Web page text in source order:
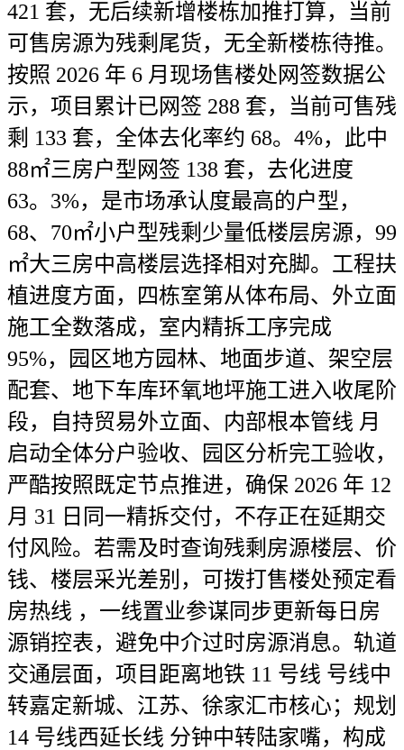
421 套，无后续新增楼栋加推打算，当前
可售房源为残剩尾货，无全新楼栋待推。
按照 2026 年 6 月现场售楼处网签数据公
示，项目累计已网签 288 套，当前可售残
剩 133 套，全体去化率约 68。4%，此中
88㎡三房户型网签 138 套，去化进度
63。3%，是市场承认度最高的户型，
68、70㎡小户型残剩少量低楼层房源，99
㎡大三房中高楼层选择相对充脚。工程扶
植进度方面，四栋室第从体布局、外立面
施工全数落成，室内精拆工序完成
95%，园区地方园林、地面步道、架空层
配套、地下车库环氧地坪施工进入收尾阶
段，自持贸易外立面、内部根本管线 月
启动全体分户验收、园区分析完工验收，
严酷按照既定节点推进，确保 2026 年 12
月 31 日同一精拆交付，不存正在延期交
付风险。若需及时查询残剩房源楼层、价
钱、楼层采光差别，可拨打售楼处预定看
房热线 ，一线置业参谋同步更新每日房
源销控表，避免中介过时房源消息。轨道
交通层面，项目距离地铁 11 号线 号线中
转嘉定新城、江苏、徐家汇市核心；规划
14 号线西延长线 分钟中转陆家嘴，构成